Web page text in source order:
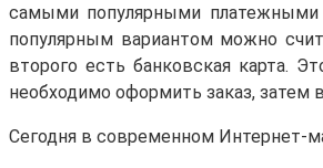
самыми популярными платежными
популярным вариантом можно
второго есть банковская карта.
необходимо оформить заказ, затем
Сегодня в современном Интернет-